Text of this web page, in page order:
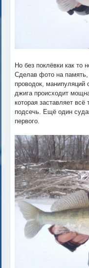
Но без поклёвки как то
Сделав фото на
проводок, манипуляций
джига происходит
которая заставляет всё
подсечь. Ещё один
первого.